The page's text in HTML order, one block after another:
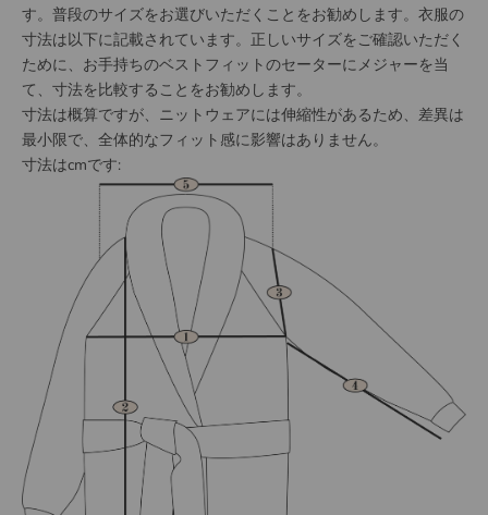
す。普段のサイズをお選びいただくことをお勧めします。衣服の
寸法は以下に記載されています。正しいサイズをご確認いただく
ために、お手持ちのベストフィットのセーターにメジャーを当
て、寸法を比較することをお勧めします。
寸法は概算ですが、ニットウェアには伸縮性があるため、差異は
最小限で、全体的なフィット感に影響はありません。
寸法はcmです: